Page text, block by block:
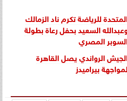
للرياضة تكرم ناد الزمالك
السعيد بحفل رعاة بطولة
المصري
الرواندي يصل القاهرة
لمواجهة بيراميدز